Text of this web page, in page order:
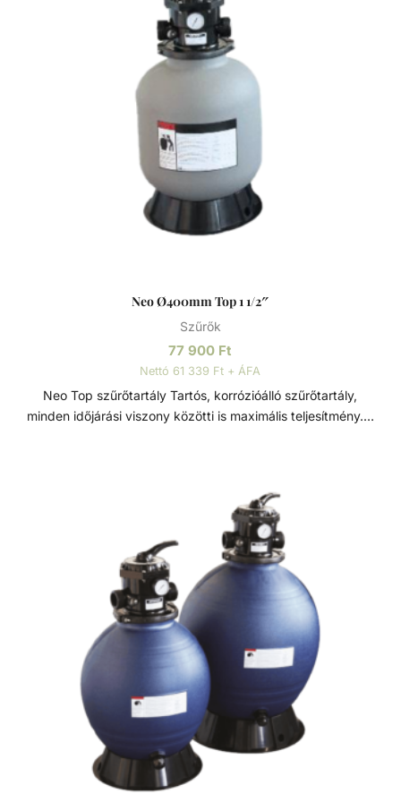
oldalsó csatornák a kiegyensúlyozott áramlás és
visszamosás, valamint a könnyű szervizelhetőség
folyamatos vízforgatással és szűréssel tudjuk fenn tartani.
Az álló vízben, melyet süt a nap, könnyedén
elszaporodhatnak az algák és más szennyeződések,
melyek nem csak a látványt rontják, de a fürdőzők
egészségére is veszélyesek lehetnek. A szűrőtartály a
vízforgató készülék segítségével az egészen finom
szennyeződéseket is kiszűrhetik a vízből, amelyek így
fennakadnak a szűrőközegen.
Neo Ø400mm Top 1 1/2″
Szűrők
77 900 Ft
Nettó 61 339 Ft + ÁFA
Neo Top szűrőtartály Tartós, korrózióálló szűrőtartály,
minden időjárási viszony közötti is maximális teljesítmény. 7
szervizeléshez. A felső diffúzor biztosítja a víz egyenletes
eloszlását a homokágy tetején; ami sima, szabadon áramló
teljesítményt biztosít. Precíziósan megtervezett öntisztító
oldalsó csatornák a kiegyensúlyozott áramlás és
visszamosás, valamint a könnyű szervizelhetőség
folyamatos vízforgatással és szűréssel tudjuk fenn tartani.
Az álló vízben, melyet süt a nap, könnyedén
elszaporodhatnak az algák és más szennyeződések,
melyek nem csak a látványt rontják, de a fürdőzők
egészségére is veszélyesek lehetnek. A szűrőtartály a
vízforgató készülék segítségével az egészen finom
szennyeződéseket is kiszűrhetik a vízből, amelyek így
fennakadnak a szűrőközegen.